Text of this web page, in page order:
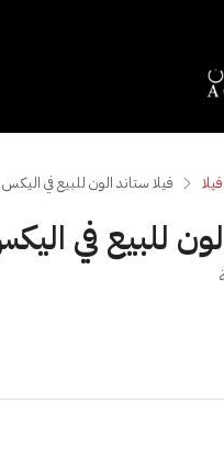
فيلا فيلا ستاند الون للبيع في
للبيع في